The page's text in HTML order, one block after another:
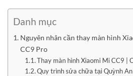
Danh mục
Nguyên nhân cần thay màn hình
CC9 Pro
Thay màn hình Xiaomi Mi CC9 |
Quy trình sửa chữa tại Quỳnh